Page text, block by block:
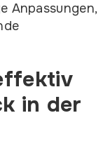
Anpassungen,
in der